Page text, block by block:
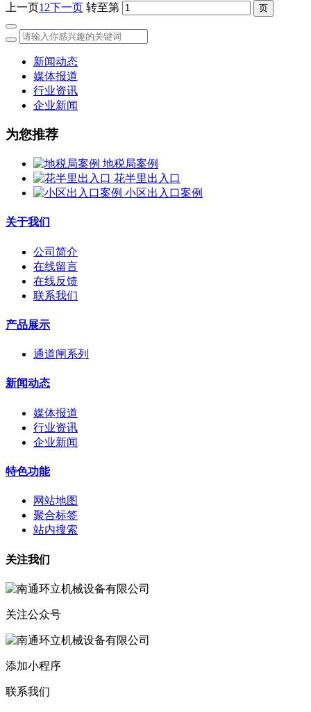
上一页1 2下一页 转至第
新闻动态
媒体报道
行业资讯
企业新闻
为您推荐
地税局案例
花半里出入口
小区出入口案例
关于我们
公司简介
在线留言
在线反馈
联系我们
产品展示
通道闸系列
新闻动态
媒体报道
行业资讯
企业新闻
特色功能
网站地图
聚合标签
站内搜索
关注我们
关注公众号
添加小程序
联系我们